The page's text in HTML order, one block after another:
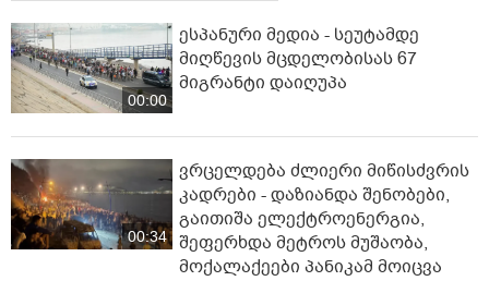
00:00
ესპანური მედია - სეუტამდე
მიღწევის მცდელობისას 67
მიგრანტი დაიღუპა
00:34
ვრცელდება ძლიერი მიწისძვრის
კადრები - დაზიანდა შენობები,
გაითიშა ელექტროენერგია,
შეფერხდა მეტროს მუშაობა,
მოქალაქეები პანიკამ მოიცვა